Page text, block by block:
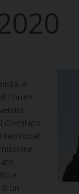
è
Forum
Comitato
territoriali
e
un